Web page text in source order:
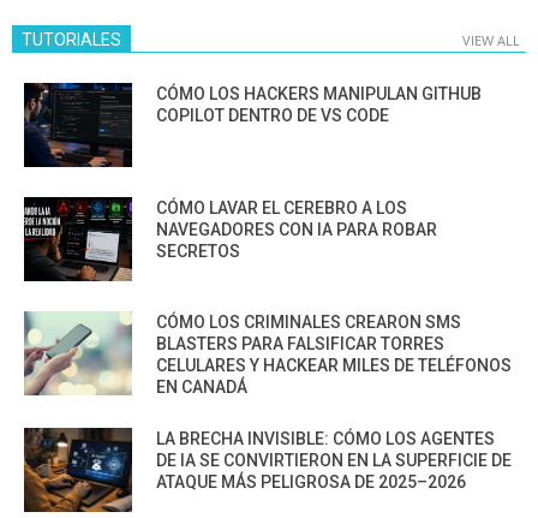
TUTORIALES VIEW ALL
CÓMO LOS HACKERS MANIPULAN GITHUB
COPILOT DENTRO DE VS CODE
CÓMO LAVAR EL CEREBRO A LOS
NAVEGADORES CON IA PARA ROBAR
SECRETOS
CÓMO LOS CRIMINALES CREARON SMS
BLASTERS PARA FALSIFICAR TORRES
CELULARES Y HACKEAR MILES DE TELÉFONOS
EN CANADÁ
LA BRECHA INVISIBLE: CÓMO LOS AGENTES
DE IA SE CONVIRTIERON EN LA SUPERFICIE DE
ATAQUE MÁS PELIGROSA DE 2025–2026